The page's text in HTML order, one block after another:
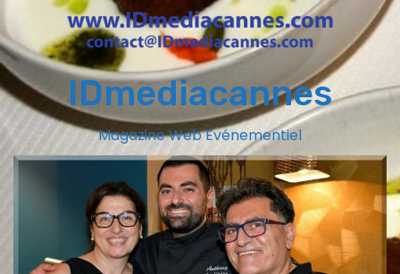
IDmediacannes
Magazine Web Evénementiel